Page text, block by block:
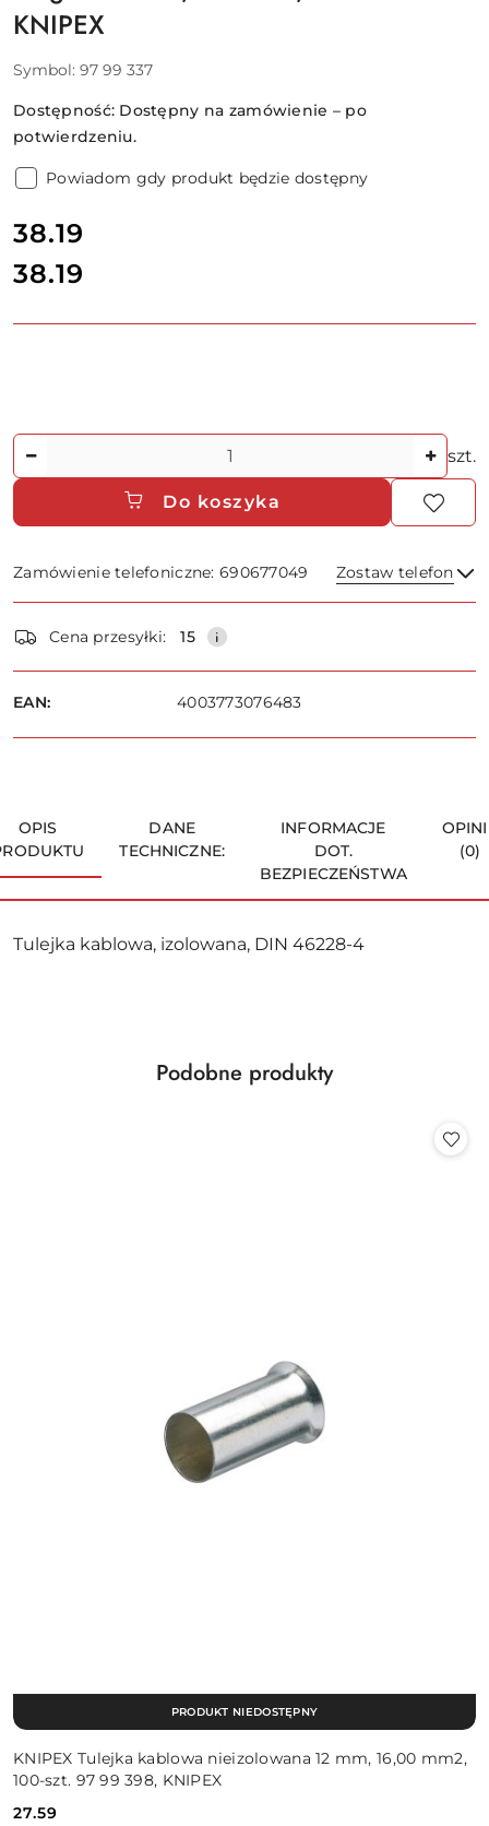
KNIPEX
Symbol: 97 99 337
Dostępność: Dostępny na zamówienie – po
potwierdzeniu.
Powiadom gdy produkt będzie dostępny
cena:
38.19
Cena:
38.19
Ilość szt.
Do koszyka
Zamówienie telefoniczne: 690677049 Zostaw telefon
Wyślij
i
dostawa
Cena przesyłki: 15
EAN: 4003773076483
OPIS
DANE
TECHNICZNE:
INFORMACJE
DOT.
BEZPIECZEŃSTWA
(0)
Tulejka kablowa, izolowana, DIN 46228-4
Pomiń karuzelę produktów
Produkty
Podobne produkty
KNIPEX Tulejka kablowa nieizolowana 12 mm, 16,00 mm2,
100-szt. 97 99 398, KNIPEX
27.59
PRODUKT NIEDOSTĘPNY